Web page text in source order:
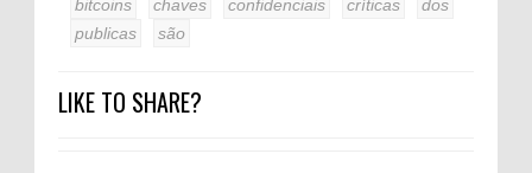
bitcoins chaves confidenciais críticas
dos
publicas
são
LIKE TO SHARE?